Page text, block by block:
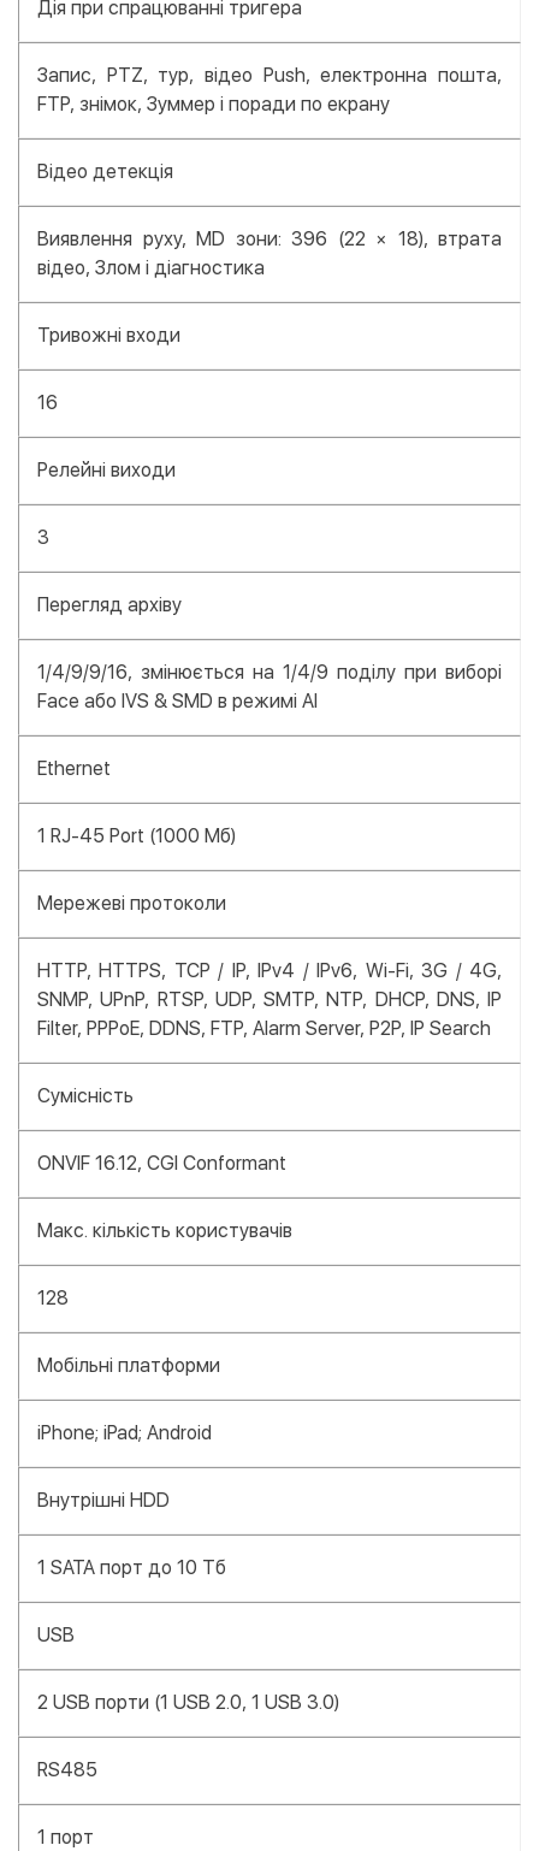
Дія при спрацюванні тригера
Запис, PTZ, тур, відео Push, електронна пошта,
FTP, знімок, Зуммер і поради по екрану
Відео детекція
Виявлення руху, MD зони: 396 (22 × 18), втрата
відео, Злом і діагностика
Тривожні входи
16
Релейні виходи
3
Перегляд архіву
1/4/9/9/16, змінюється на 1/4/9 поділу при виборі
Face або IVS & SMD в режимі AI
Ethernet
1 RJ-45 Port (1000 Мб)
Мережеві протоколи
HTTP, HTTPS, TCP / IP, IPv4 / IPv6, Wi-Fi, 3G / 4G,
SNMP, UPnP, RTSP, UDP, SMTP, NTP, DHCP, DNS, IP
Filter, PPPoE, DDNS, FTP, Alarm Server, P2P, IP Search
Сумісність
ONVIF 16.12, CGI Conformant
Макс. кількість користувачів
128
Мобільні платформи
iPhone; iPad; Android
Внутрішні HDD
1 SATA порт до 10 Тб
USB
2 USB порти (1 USB 2.0, 1 USB 3.0)
RS485
1 порт